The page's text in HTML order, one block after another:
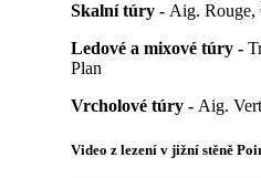
Skalní túry - Aig. Rouge,
Ledové a mixové túry -
Plan
Vrcholové túry - Aig.
Video z lezení v jižní stěně